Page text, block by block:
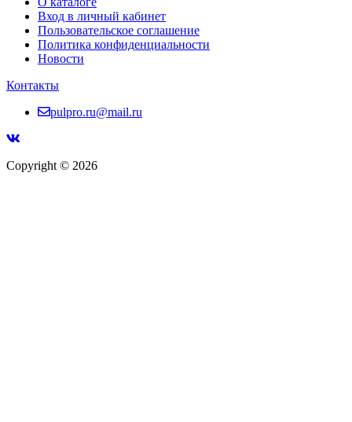
Вход в личный кабинет
Пользовательское соглашение
Политика конфиденциальности
Новости
Контакты
pulpro.ru@mail.ru
Copyright © 2026